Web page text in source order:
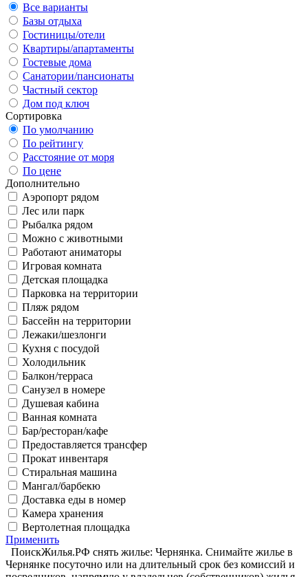
Все варианты
Базы отдыха
Гостиницы/отели
Квартиры/апартаменты
Гостевые дома
Санатории/пансионаты
Частный сектор
Дом под ключ
Сортировка
По умолчанию
По рейтингу
Расстояние от моря
По цене
Дополнительно
Аэропорт рядом
Лес или парк
Рыбалка рядом
Можно с животными
Работают аниматоры
Игровая комната
Детская площадка
Парковка на территории
Пляж рядом
Бассейн на территории
Лежаки/шезлонги
Кухня с посудой
Холодильник
Балкон/терраса
Санузел в номере
Душевая кабина
Ванная комната
Бар/ресторан/кафе
Предоставляется трансфер
Прокат инвентаря
Стиральная машина
Мангал/барбекю
Доставка еды в номер
Камера хранения
Вертолетная площадка
Применить
ПоискЖилья.РФ снять жилье: Чернянка. Снимайте жилье в
Чернянке посуточно или на длительный срок без комиссий и